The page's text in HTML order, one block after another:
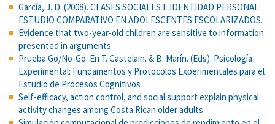
García, J. D. (2008). CLASES SOCIALES E IDENTIDAD PERSONAL:
ESTUDIO COMPARATIVO EN ADOLESCENTES ESCOLARIZADOS.
Evidence that two-year-old children are sensitive to information
presented in arguments
Prueba Go/No-Go. En T. Castelain. & B. Marín. (Eds). Psicología
Experimental: Fundamentos y Protocolos Experimentales para el
Estudio de Procesos Cognitivos
Self-efficacy, action control, and social support explain physical
activity changes among Costa Rican older adults